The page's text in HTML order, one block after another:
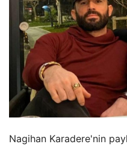
Nagihan Karadere'nin